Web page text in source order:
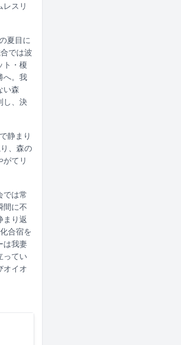
スリ
夏目に
では波
ト・榎
へ。我
い森
し、決
静まり
、森の
てリ
では常
間に不
まり返
合宿を
は我妻
ってい
オイオ